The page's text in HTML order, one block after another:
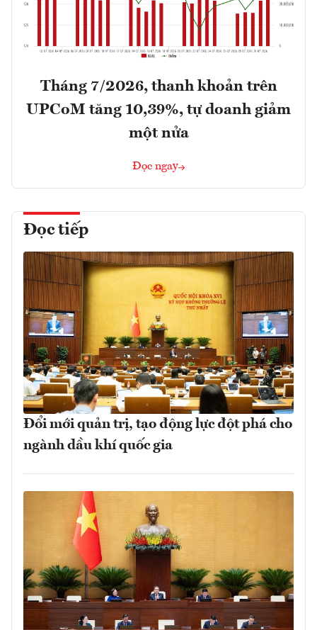
Tháng 7/2026, thanh khoản trên
UPCoM tăng 10,39%, tự doanh giảm
một nửa
Đọc ngay
Đọc tiếp
Đổi mới quản trị, tạo động lực đột phá cho
ngành dầu khí quốc gia